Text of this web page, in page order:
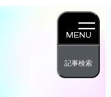
MENU
記事検索